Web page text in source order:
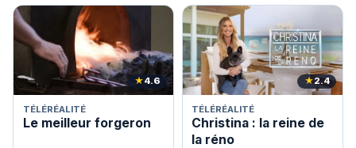
★4.6
TÉLÉRÉALITÉ
Le meilleur forgeron
★2.4
TÉLÉRÉALITÉ
Christina : la reine de
la réno